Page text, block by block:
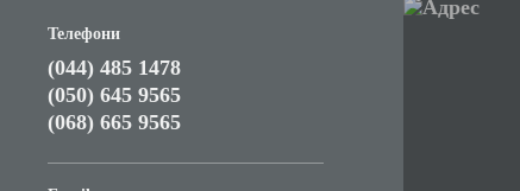
Телефони
(044) 485 1478
(050) 645 9565
(068) 665 9565